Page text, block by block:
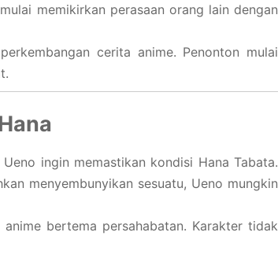
memikirkan perasaan orang lain dengan
cerita anime. Penonton mulai
ingin memastikan kondisi Hana Tabata.
menyembunyikan sesuatu, Ueno mungkin
bertema persahabatan. Karakter tidak